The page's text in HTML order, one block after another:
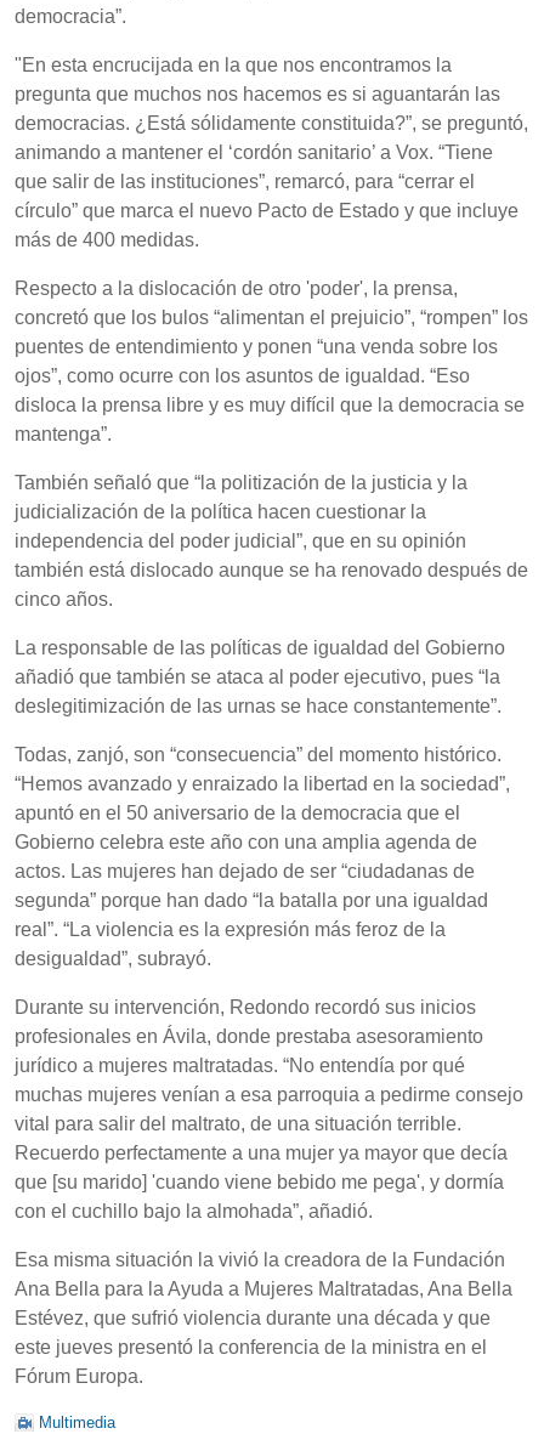
democracia”.
"En esta encrucijada en la que nos encontramos la
pregunta que muchos nos hacemos es si aguantarán las
democracias. ¿Está sólidamente constituida?”, se preguntó,
animando a mantener el ‘cordón sanitario’ a Vox. “Tiene
que salir de las instituciones”, remarcó, para “cerrar el
círculo” que marca el nuevo Pacto de Estado y que incluye
más de 400 medidas.
Respecto a la dislocación de otro 'poder', la prensa,
concretó que los bulos “alimentan el prejuicio”, “rompen” los
puentes de entendimiento y ponen “una venda sobre los
ojos”, como ocurre con los asuntos de igualdad. “Eso
disloca la prensa libre y es muy difícil que la democracia se
mantenga”.
También señaló que “la politización de la justicia y la
judicialización de la política hacen cuestionar la
independencia del poder judicial”, que en su opinión
también está dislocado aunque se ha renovado después de
cinco años.
La responsable de las políticas de igualdad del Gobierno
añadió que también se ataca al poder ejecutivo, pues “la
deslegitimización de las urnas se hace constantemente”.
Todas, zanjó, son “consecuencia” del momento histórico.
“Hemos avanzado y enraizado la libertad en la sociedad”,
apuntó en el 50 aniversario de la democracia que el
Gobierno celebra este año con una amplia agenda de
actos. Las mujeres han dejado de ser “ciudadanas de
segunda” porque han dado “la batalla por una igualdad
real”. “La violencia es la expresión más feroz de la
desigualdad”, subrayó.
Durante su intervención, Redondo recordó sus inicios
profesionales en Ávila, donde prestaba asesoramiento
jurídico a mujeres maltratadas. “No entendía por qué
muchas mujeres venían a esa parroquia a pedirme consejo
vital para salir del maltrato, de una situación terrible.
Recuerdo perfectamente a una mujer ya mayor que decía
que [su marido] 'cuando viene bebido me pega', y dormía
con el cuchillo bajo la almohada”, añadió.
Esa misma situación la vivió la creadora de la Fundación
Ana Bella para la Ayuda a Mujeres Maltratadas, Ana Bella
Estévez, que sufrió violencia durante una década y que
este jueves presentó la conferencia de la ministra en el
Fórum Europa.
Multimedia